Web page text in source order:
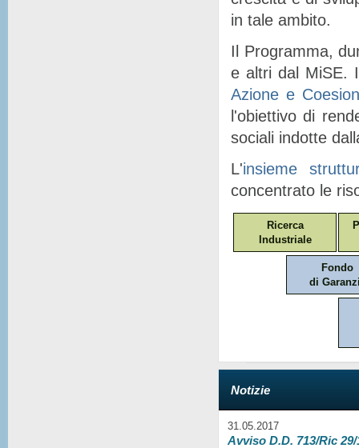
in tale ambito.
Il Programma,
e altri dal MiSE.
Azione e
l'obiettivo di
sociali indotte
L'insieme
concentrato le
Ricerca
Industriale
Fondo
di
Notizie
31.05.2017
Avviso D.D. 713/Ric